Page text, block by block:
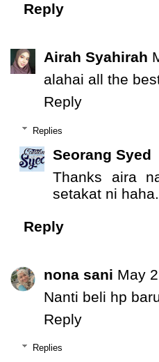
Reply
Airah Syahirah
alahai all the
Reply
Replies
Seorang Syed
Thanks aira
setakat ni haha.
Reply
nona sani May
Nanti beli hp
Reply
Replies